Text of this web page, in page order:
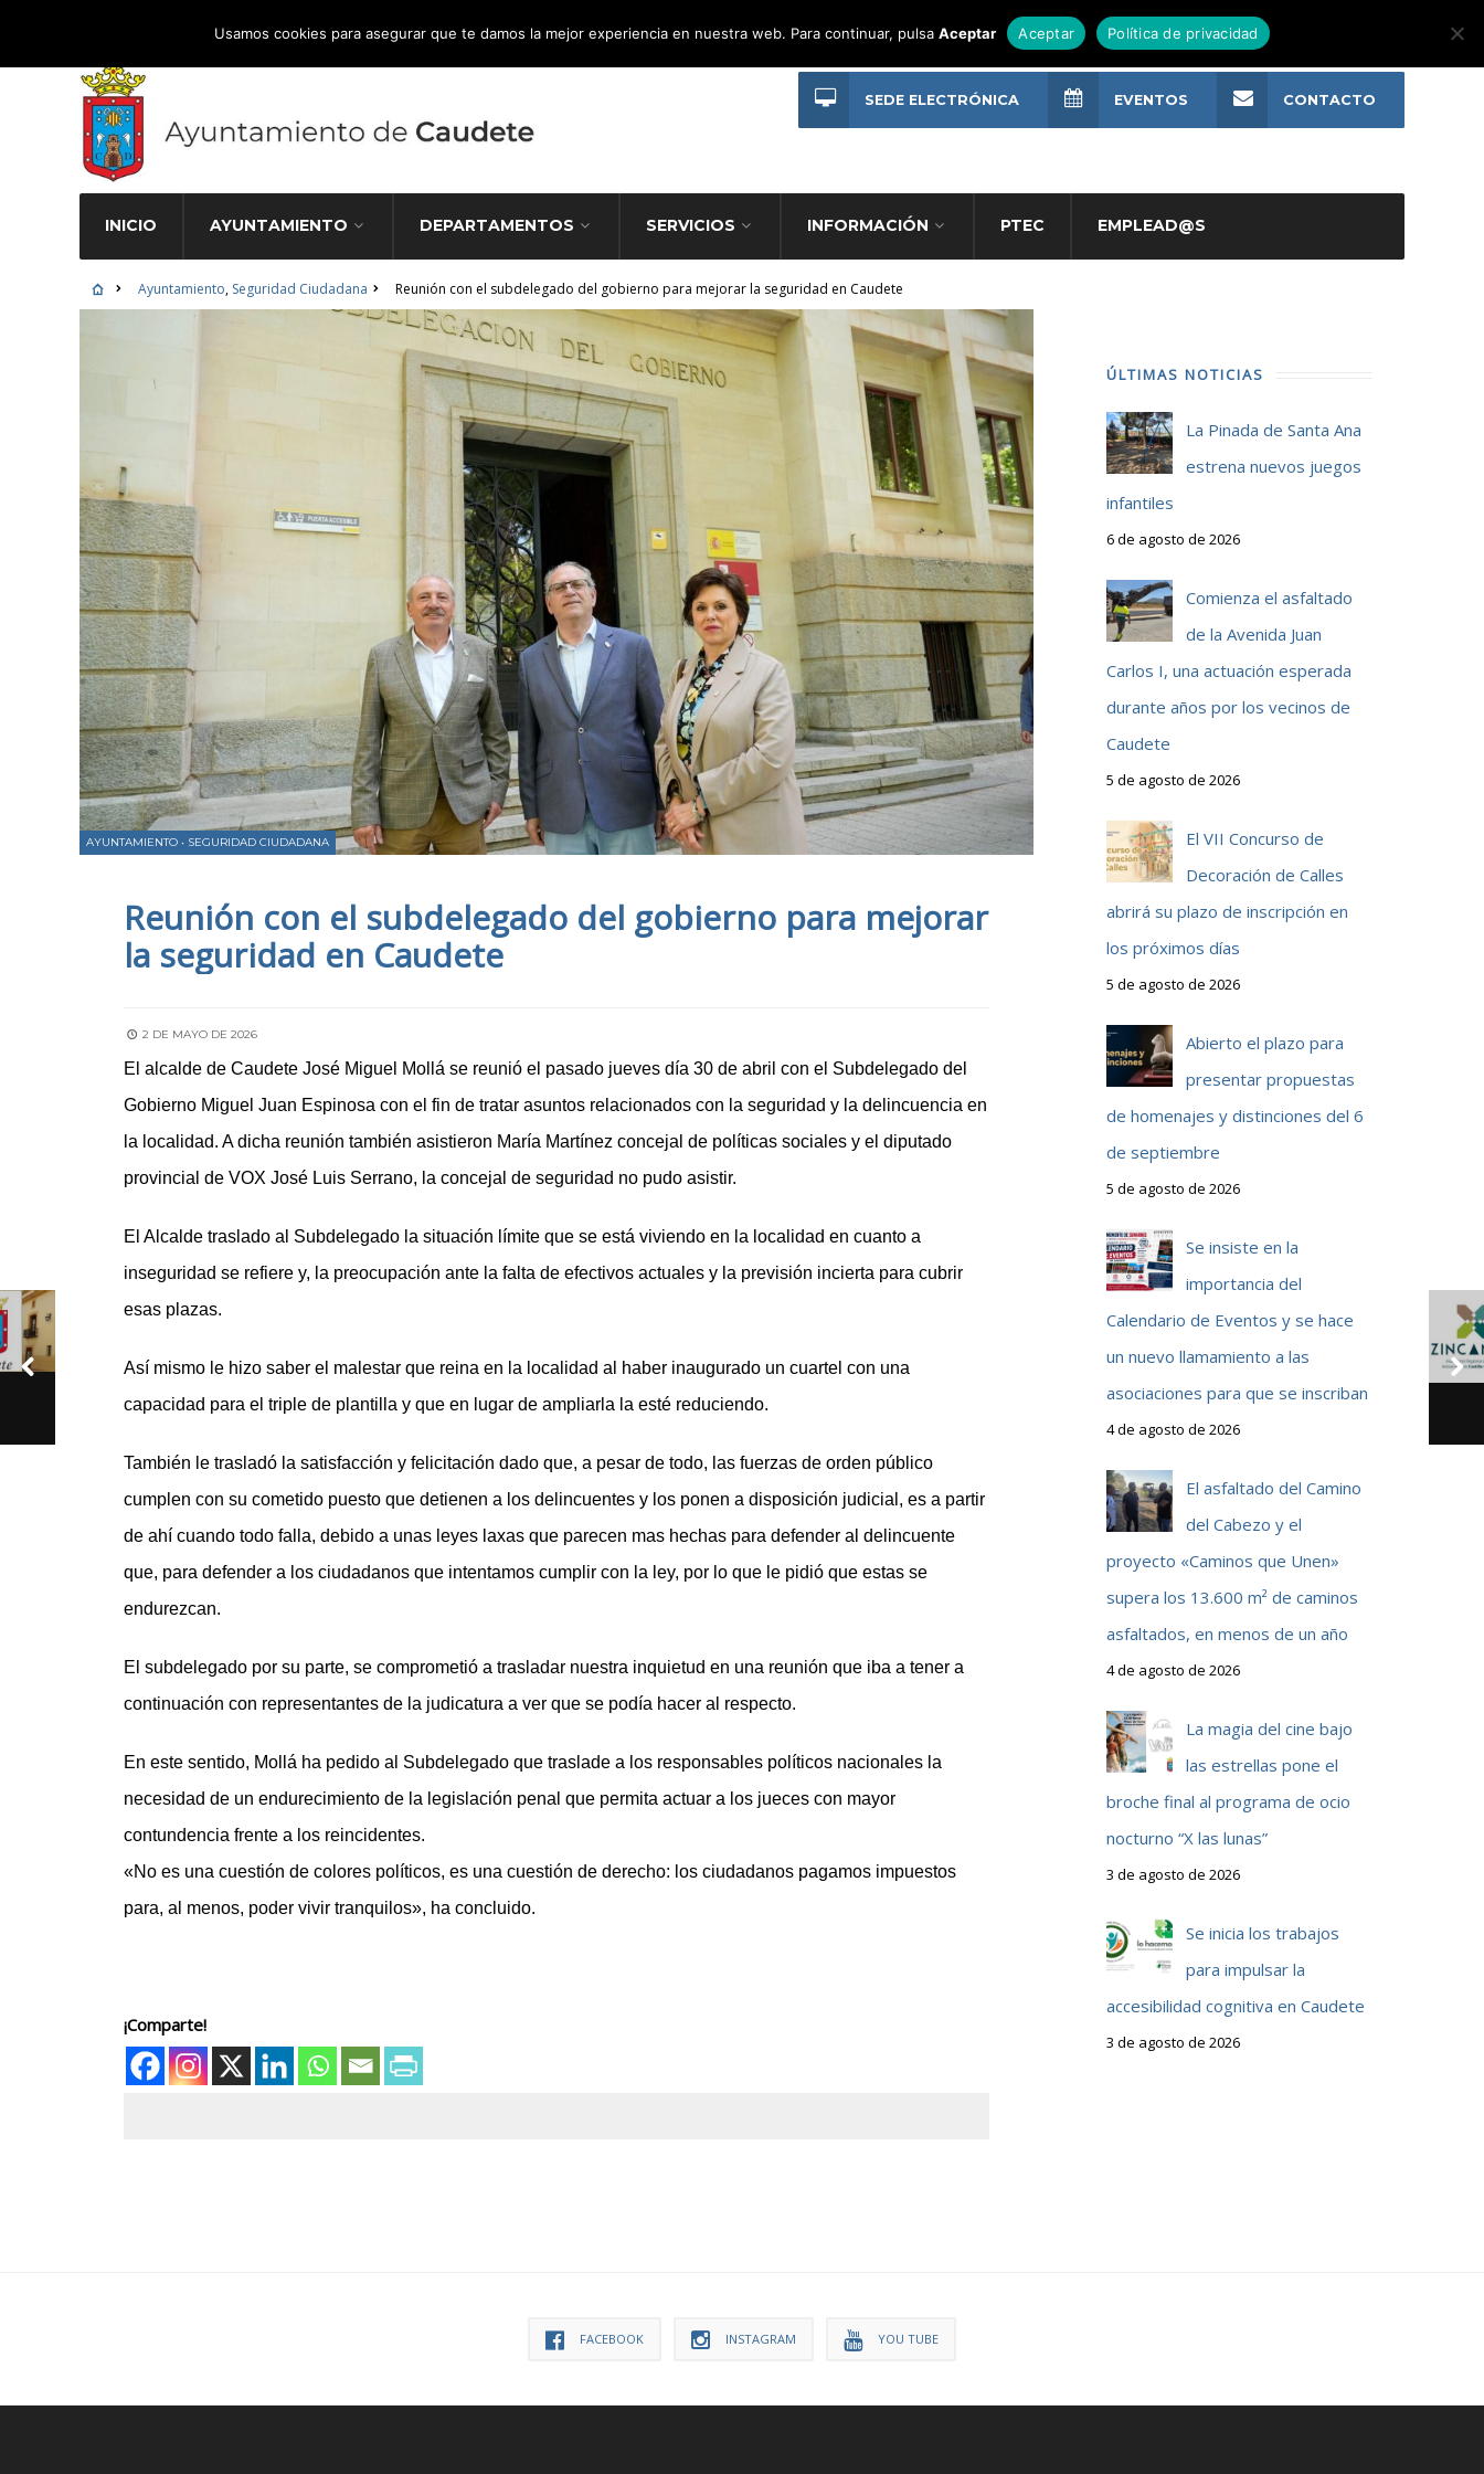
Atención Ciudadana 965 827 000
INICIO AYUNTAMIENTO DEPARTAMENTOS SERVICIOS INFORMACIÓN PTEC EMPLEAD@S
SEDE ELECTRÓNICA EVENTOS CONTACTO
Ayuntamiento, Seguridad Ciudadana Reunión con el subdelegado del gobierno para mejorar la seguridad en Caudete
AYUNTAMIENTO • SEGURIDAD CIUDADANA
Reunión con el subdelegado del gobierno para mejorar
la seguridad en Caudete
2 DE MAYO DE 2026
El alcalde de Caudete José Miguel Mollá se reunió el pasado jueves día 30 de abril con el Subdelegado del
Gobierno Miguel Juan Espinosa con el fin de tratar asuntos relacionados con la seguridad y la delincuencia en
la localidad. A dicha reunión también asistieron María Martínez concejal de políticas sociales y el diputado
provincial de VOX José Luis Serrano, la concejal de seguridad no pudo asistir.
El Alcalde traslado al Subdelegado la situación límite que se está viviendo en la localidad en cuanto a
inseguridad se refiere y, la preocupación ante la falta de efectivos actuales y la previsión incierta para cubrir
esas plazas.
Así mismo le hizo saber el malestar que reina en la localidad al haber inaugurado un cuartel con una
capacidad para el triple de plantilla y que en lugar de ampliarla la esté reduciendo.
También le trasladó la satisfacción y felicitación dado que, a pesar de todo, las fuerzas de orden público
cumplen con su cometido puesto que detienen a los delincuentes y los ponen a disposición judicial, es a partir
de ahí cuando todo falla, debido a unas leyes laxas que parecen mas hechas para defender al delincuente
que, para defender a los ciudadanos que intentamos cumplir con la ley, por lo que le pidió que estas se
endurezcan.
El subdelegado por su parte, se comprometió a trasladar nuestra inquietud en una reunión que iba a tener a
continuación con representantes de la judicatura a ver que se podía hacer al respecto.
En este sentido, Mollá ha pedido al Subdelegado que traslade a los responsables políticos nacionales la
necesidad de un endurecimiento de la legislación penal que permita actuar a los jueces con mayor
contundencia frente a los reincidentes.
«No es una cuestión de colores políticos, es una cuestión de derecho: los ciudadanos pagamos impuestos
para, al menos, poder vivir tranquilos», ha concluido.
¡Comparte!
ÚLTIMAS NOTICIAS
La Pinada de Santa Ana
estrena nuevos juegos
infantiles
6 de agosto de 2026
Comienza el asfaltado
de la Avenida Juan
Carlos I, una actuación esperada
durante años por los vecinos de
Caudete
5 de agosto de 2026
El VII Concurso de
Decoración de Calles
abrirá su plazo de inscripción en
los próximos días
5 de agosto de 2026
Abierto el plazo para
presentar propuestas
de homenajes y distinciones del 6
de septiembre
5 de agosto de 2026
Se insiste en la
importancia del
Calendario de Eventos y se hace
un nuevo llamamiento a las
asociaciones para que se inscriban
4 de agosto de 2026
El asfaltado del Camino
del Cabezo y el
proyecto «Caminos que Unen»
supera los 13.600 m² de caminos
asfaltados, en menos de un año
4 de agosto de 2026
La magia del cine bajo
las estrellas pone el
broche final al programa de ocio
nocturno “X las lunas”
3 de agosto de 2026
Se inicia los trabajos
para impulsar la
accesibilidad cognitiva en Caudete
3 de agosto de 2026
FACEBOOK INSTAGRAM YOU TUBE
Usamos cookies para asegurar que te damos la mejor experiencia en nuestra web. Para continuar, pulsaAceptar Aceptar Política de privacidad